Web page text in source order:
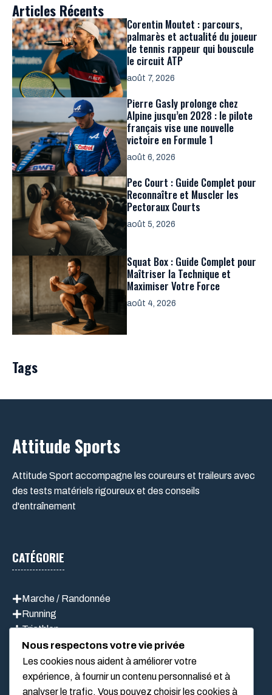
Articles Récents
Corentin Moutet : parcours,
palmarès et actualité du joueur
de tennis rappeur qui bouscule
le circuit ATP
août 7, 2026
Pierre Gasly prolonge chez
Alpine jusqu’en 2028 : le pilote
français vise une nouvelle
victoire en Formule 1
août 6, 2026
Pec Court : Guide Complet pour
Reconnaître et Muscler les
Pectoraux Courts
août 5, 2026
Squat Box : Guide Complet pour
Maîtriser la Technique et
Maximiser Votre Force
août 4, 2026
Tags
Attitude Sports
Attitude Sport accompagne les coureurs et traileurs avec
des tests matériels rigoureux et des conseils
d'entraînement
CATÉGORIE
Marche / Randonnée
Running
Triathlon
Vélo
Nous respectons votre vie privée
Les cookies nous aident à améliorer votre
expérience, à fournir un contenu personnalisé et à
analyser le trafic. Vous pouvez choisir les cookies à